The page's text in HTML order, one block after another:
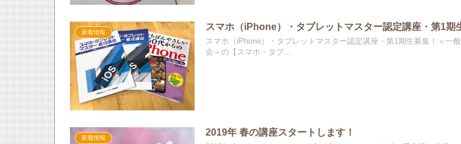
新着情報
スマホ（iPhone）・タブレットマスター認定講座・第1期
スマホ（iPhone）・タブレットマスター認定講座・第1期生募集！＜一
会＞の【スマホ・タブ...
新着情報
2019年 春の講座スタートします！